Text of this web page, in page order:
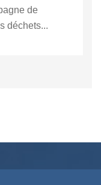
de
déchets...